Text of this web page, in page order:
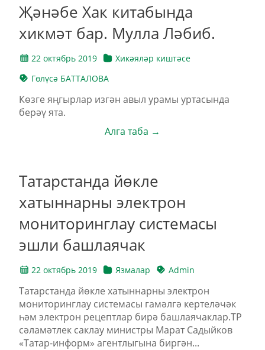
Җәнәбе Хак китабында
хикмәт бар. Мулла Ләбиб.
22 октябрь 2019
Хикәяләр киштәсе
Гөлүсә БАТТАЛОВА
Көзге яңгырлар изгән авыл урамы уртасында
берәү ята.
Алга таба →
Татарстанда йөкле
хатыннарны электрон
мониторинглау системасы
эшли башлаячак
22 октябрь 2019 Язмалар Admin
Татарстанда йөкле хатыннарны электрон
мониторинглау системасы гамәлгә кертеләчәк
һәм электрон рецептлар бирә башлаячаклар.ТР
сәламәтлек саклау министры Марат Садыйков
«Татар-информ» агентлыгына биргән...